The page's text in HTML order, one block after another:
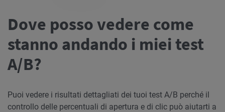
Dove posso vedere come
stanno andando i miei test
A/B?
Puoi vedere i risultati dettagliati dei tuoi test A/B perché il
controllo delle percentuali di apertura e di clic può aiutarti a